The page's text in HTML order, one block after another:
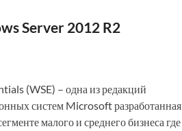
Server 2012 R2
(WSE) – одна из редакций
систем Microsoft разработанная
малого и среднего бизнеса где